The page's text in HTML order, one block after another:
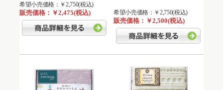
希望小売価格：￥2,750(税込)
販売価格：￥2,475(税込) 希望小売価格：￥2,750(税込)
販売価格：￥2,500(税込)